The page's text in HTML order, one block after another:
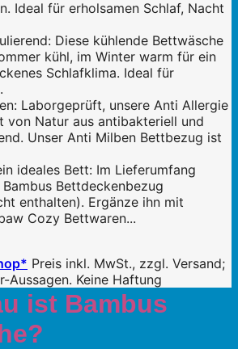
Ideal für erholsamen Schlaf, Nacht
Diese kühlende Bettwäsche
kühl, im Winter warm für ein
Schlafklima. Ideal für
Laborgeprüft, unsere Anti Allergie
von Natur aus antibakteriell und
Unser Anti Milben Bettbezug ist
ideales Bett: Im Lieferumfang
Bettdeckenbezug
enthalten). Ergänze ihn mit
Cozy Bettwaren...
Preis inkl. MwSt., zzgl. Versand;
Aussagen. Keine Haftung
ist Bambus